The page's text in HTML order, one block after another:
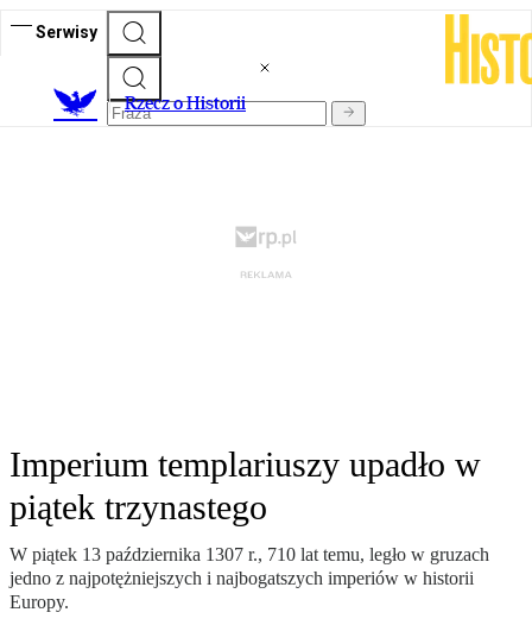
Serwisy
Rzecz o Historii
Imperium templariuszy upadło w
piątek trzynastego
W piątek 13 października 1307 r., 710 lat temu, legło w gruzach
jedno z najpotężniejszych i najbogatszych imperiów w historii
Europy.